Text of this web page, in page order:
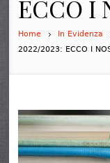
ECCO I
Home In Evidenza
2022/2023: ECCO I